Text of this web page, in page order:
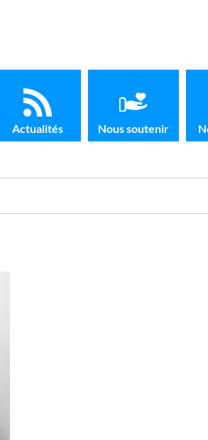
Actualités Nous soutenir